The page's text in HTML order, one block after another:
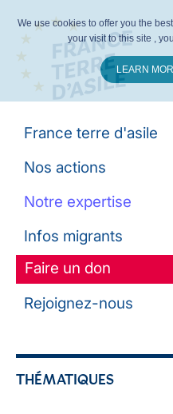
France terre d'asile
Nos actions
Notre expertise
Infos migrants
Faire un don
Rejoignez-nous
THÉMATIQUES
We use cookies to offer you the
your visit to this site ,
LEARN